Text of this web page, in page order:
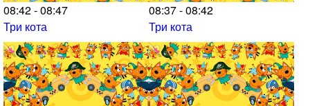
08:42 - 08:47
Три кота
08:37 - 08:42
Три кота